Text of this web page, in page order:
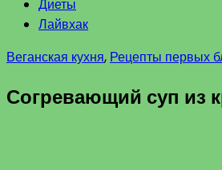
Диеты
Лайвхак
Веганская кухня, Рецепты первых
Согревающий суп из